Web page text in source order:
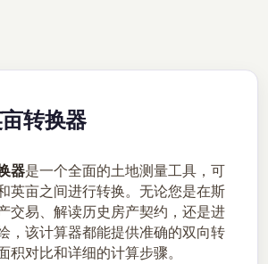
转换器
器是一个全面的土地测量工具，可
英亩之间进行转换。无论您是在斯
交易、解读历史房产契约，还是进
，该计算器都能提供准确的双向转
积对比和详细的计算步骤。